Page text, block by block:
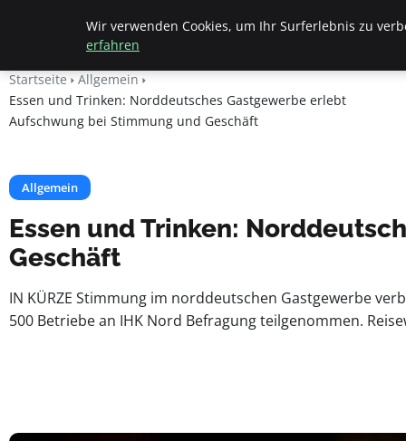
Beyond Surface
Startseite
Allgemein
Essen und Trinken: Norddeutsches Gastgewerbe erlebt
Aufschwung bei Stimmung und Geschäft
Allgemein
Essen und Trinken:
Geschäft
IN KÜRZE Stimmung im norddeutschen Gastgewerbe
500 Betriebe an IHK Nord Befragung teilgenommen.
Wir verwenden Cookies, um Ihr Surferlebnis zu
erfahren